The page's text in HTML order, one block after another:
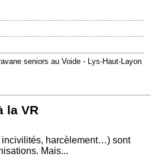
seniors au Voide - Lys-Haut-Layon
la VR
incivilités, harcèlement…) sont
Mais...